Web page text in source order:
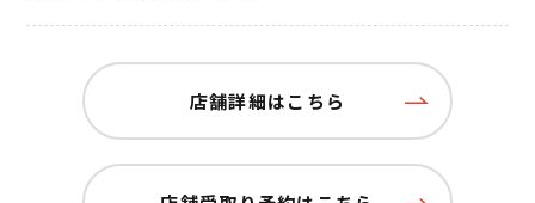
店舗詳細はこちら